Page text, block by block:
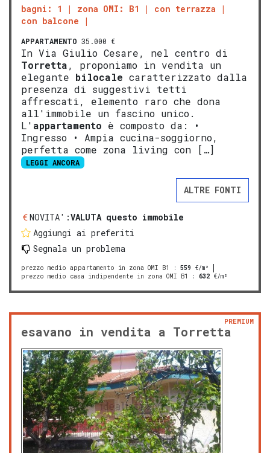
bagni: 1 zona OMI: B1
con terrazza
con balcone
APPARTAMENTO 35.000 €
In Via Giulio Cesare, nel centro di
Torretta, proponiamo in vendita un
elegante bilocale caratterizzato dalla
presenza di suggestivi tetti
affrescati, elemento raro che dona
all'immobile un fascino unico.
L' appartamento è composto da: •⁠
⁠Ingresso •⁠ ⁠Ampia cucina-soggiorno,
perfetta come zona living con […]
LEGGI ANCORA
ALTRE FONTI
NOVITA':VALUTA questo immobile
Aggiungi ai preferiti
Segnala un problema
prezzo medio appartamento in zona OMI B1 : 559 €/m²
prezzo medio casa indipendente in zona OMI B1
: 632 €/m²
esavano in vendita a Torretta
PREMIUM